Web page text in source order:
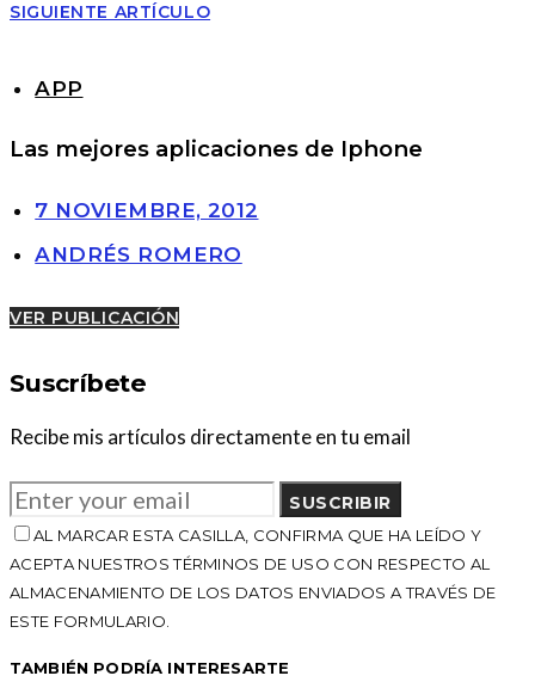
SIGUIENTE ARTÍCULO
APP
Las mejores aplicaciones de Iphone
7 NOVIEMBRE, 2012
ANDRÉS ROMERO
VER PUBLICACIÓN
Suscríbete
Recibe mis artículos directamente en tu email
SUSCRIBIR
AL MARCAR ESTA CASILLA, CONFIRMA QUE HA LEÍDO Y
ACEPTA NUESTROS TÉRMINOS DE USO CON RESPECTO AL
ALMACENAMIENTO DE LOS DATOS ENVIADOS A TRAVÉS DE
ESTE FORMULARIO.
TAMBIÉN PODRÍA INTERESARTE